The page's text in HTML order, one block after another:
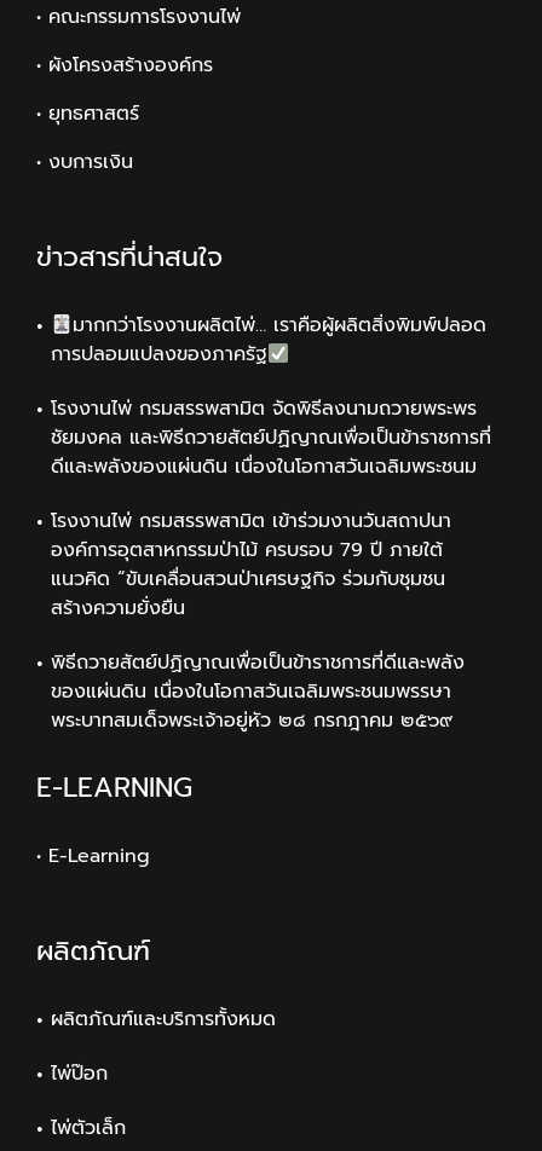
• คณะกรรมการโรงงานไพ่
• ผังโครงสร้างองค์กร
• ยุทธศาสตร์
• งบการเงิน
ข่าวสารที่น่าสนใจ
มากกว่าโรงงานผลิตไพ่… เราคือผู้ผลิตสิ่งพิมพ์ปลอด
การปลอมแปลงของภาครัฐ
โรงงานไพ่ กรมสรรพสามิต จัดพิธีลงนามถวายพระพร
ชัยมงคล และพิธีถวายสัตย์ปฏิญาณเพื่อเป็นข้าราชการที่
ดีและพลังของแผ่นดิน เนื่องในโอกาสวันเฉลิมพระชนม
โรงงานไพ่ กรมสรรพสามิต เข้าร่วมงานวันสถาปนา
องค์การอุตสาหกรรมป่าไม้ ครบรอบ 79 ปี ภายใต้
แนวคิด “ขับเคลื่อนสวนป่าเศรษฐกิจ ร่วมกับชุมชน
สร้างความยั่งยืน
พิธีถวายสัตย์ปฏิญาณเพื่อเป็นข้าราชการที่ดีและพลัง
ของแผ่นดิน เนื่องในโอกาสวันเฉลิมพระชนมพรรษา
พระบาทสมเด็จพระเจ้าอยู่หัว ๒๘ กรกฎาคม ๒๕๖๙
E-LEARNING
• E-Learning
ผลิตภัณฑ์
ผลิตภัณฑ์และบริการทั้งหมด
ไพ่ป๊อก
ไพ่ตัวเล็ก